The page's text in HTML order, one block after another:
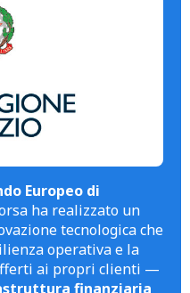
Europeo di
ha realizzato un
tecnologica che
operativa e la
ai propri clienti —
finanziaria